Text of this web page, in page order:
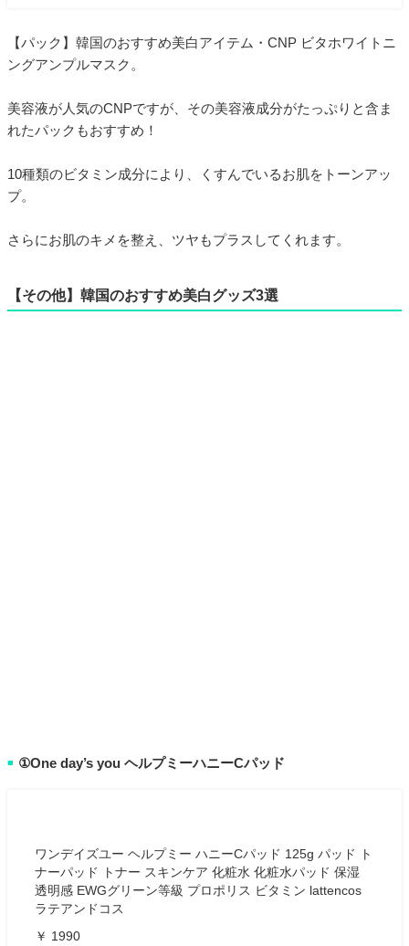
【パック】韓国のおすすめ美白アイテム・CNP ビタホワイトニ
ングアンプルマスク。
美容液が人気のCNPですが、その美容液成分がたっぷりと含ま
れたパックもおすすめ！
10種類のビタミン成分により、くすんでいるお肌をトーンアッ
プ。
さらにお肌のキメを整え、ツヤもプラスしてくれます。
【その他】韓国のおすすめ美白グッズ3選
■ ①One day’s you ヘルプミーハニーCパッド
ワンデイズユー ヘルプミー ハニーCパッド 125g パッド ト
ナーパッド トナー スキンケア 化粧水 化粧水パッド 保湿
透明感 EWGグリーン等級 プロポリス ビタミン lattencos
ラテアンドコス
￥ 1990